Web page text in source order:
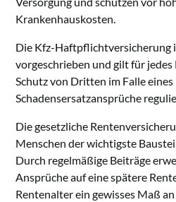
Krankenhauskosten.
Die Kfz-Haftpflichtversicherung
vorgeschrieben und gilt für jedes
Schutz von Dritten im Falle
Schadensersatzansprüche
Die gesetzliche
Menschen der wichtigste
Durch regelmäßige Beiträge
Ansprüche auf eine spätere
Rentenalter ein gewisses Maß